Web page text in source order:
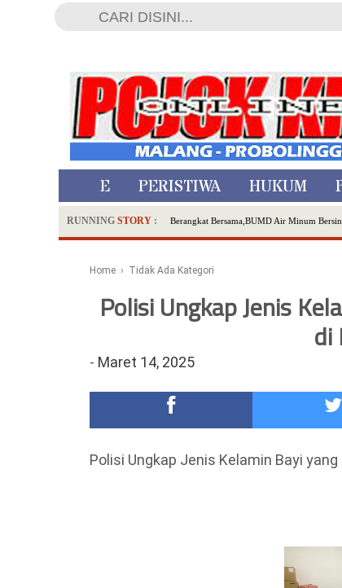
HOME PERISTIWA HUKUM
RUNNING STORY : Berangkat Bersama,BUMD Air Minum
Dua Pelaku Pembunuhan Manusia Silver
Hadirkan Tujuh Sapta Pesona Wisata di
Polsek Wonoasih Perkuat Ketahanan Pangan
RILIS RAPAT PLENO TERBUKA
Tugu Tirta Usung 'Smart Water City' di
DKD PERADI Malang Jatuhkan Putusan
Home › Tidak Ada Kategori
Polisi Ungkap Jenis
di
- Maret 14, 2025
Polisi Ungkap Jenis Kelamin Bayi